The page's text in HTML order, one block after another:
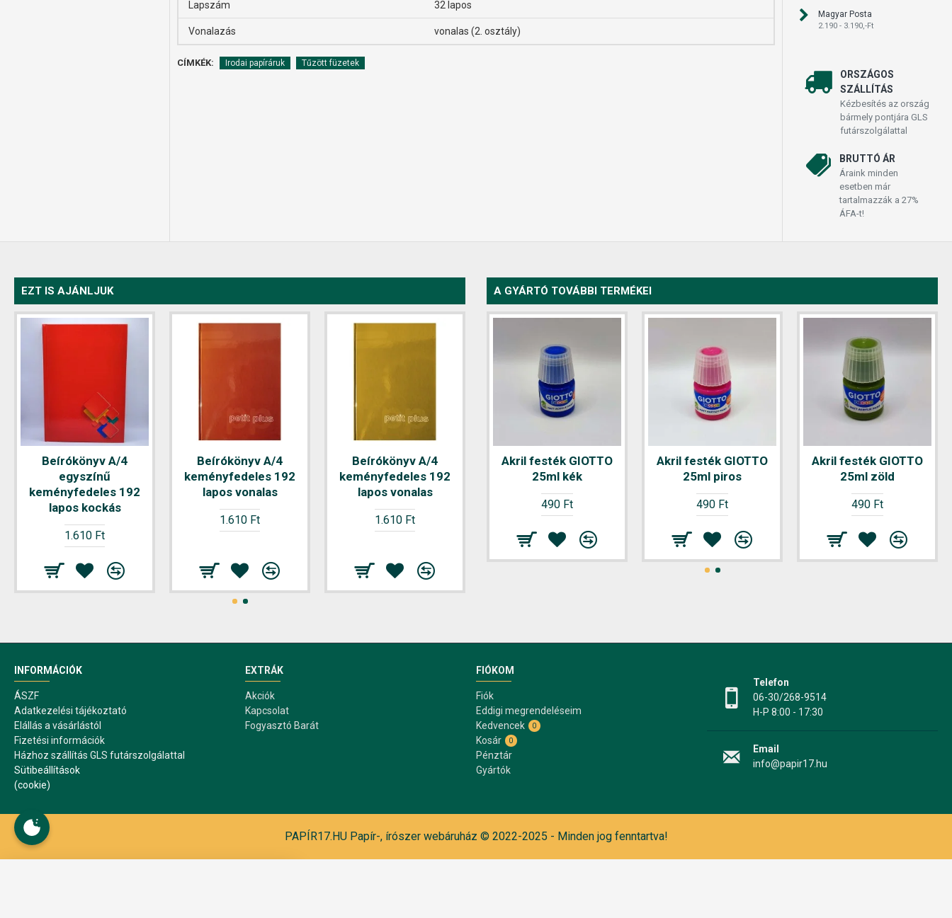
Lapszám 32 lapos
Vonalazás vonalas (2. osztály)
CÍMKÉK: Irodai papíráruk Tűzött füzetek
Magyar Posta
2.190 - 3.190,-Ft
ORSZÁGOS
SZÁLLÍTÁS
Kézbesítés az ország
bármely pontjára GLS
futárszolgálattal
BRUTTÓ ÁR
Áraink minden
esetben már
tartalmazzák a 27%
ÁFA-t!
EZT IS AJÁNLJUK
Beírókönyv A/4
egyszínű
keményfedeles 192
lapos kockás
1.610 Ft
Beírókönyv A/4
keményfedeles 192
lapos vonalas
1.610 Ft
Beírókönyv A/4
keményfedeles 192
lapos vonalas
1.610 Ft
Beírókönyv A/4 pvc
200 lapos vonalas
1.830 Ft
Beírókönyv Blackberry
A/4 puhafedeles 70
lapos kockás
490 Ft
A GYÁRTÓ TOVÁBBI TERMÉKEI
Akril festék GIOTTO
25ml kék
490 Ft
Akril festék GIOTTO
25ml piros
490 Ft
Akril festék GIOTTO
25ml zöld
490 Ft
INFORMÁCIÓK
ÁSZF
Adatkezelési tájékoztató
Elállás a vásárlástól
Fizetési információk
Házhoz szállítás GLS futárszolgálattal
Sütibeállítások
(cookie)
EXTRÁK
Akciók
Kapcsolat
Fogyasztó Barát
FIÓKOM
Fiók
Eddigi megrendeléseim
Kedvencek
0
Kosár 0
Pénztár
Gyártók
Telefon
06-30/268-9514
H-P 8:00 - 17:30
Email
info@papir17.hu
PAPÍR17.HU Papír-, írószer webáruház © 2022-2025 - Minden jog fenntartva!